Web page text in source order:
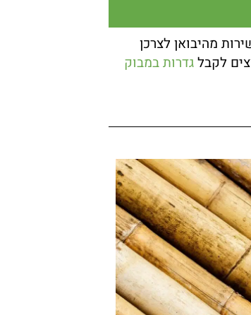
מהיבואן לצרכן
לקבלגדרות במבוק